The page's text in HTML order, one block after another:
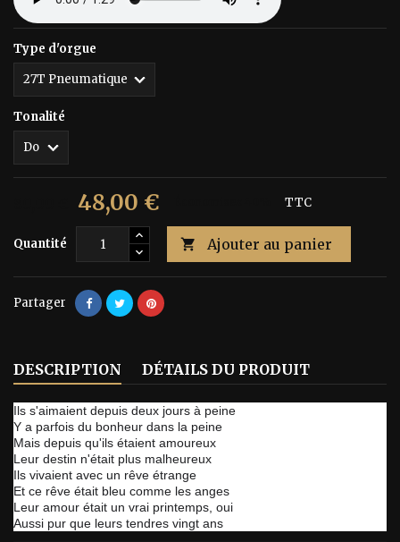
Type d'orgue
Tonalité
48,00 € TTC
Quantité  Ajouter au panier
Partager
DESCRIPTION DÉTAILS DU PRODUIT
Ils s'aimaient depuis deux jours à peine
Y a parfois du bonheur dans la peine
Mais depuis qu'ils étaient amoureux
Leur destin n'était plus malheureux
Ils vivaient avec un rêve étrange
Et ce rêve était bleu comme les anges
Leur amour était un vrai printemps, oui
Aussi pur que leurs tendres vingt ans